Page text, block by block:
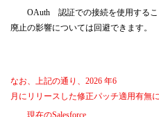
OAuth 認証での接続を使用するこ
廃止の影響については回避できます。
なお、上記の通り、 2026 年6
月にリリースした修正パッチ適用有無